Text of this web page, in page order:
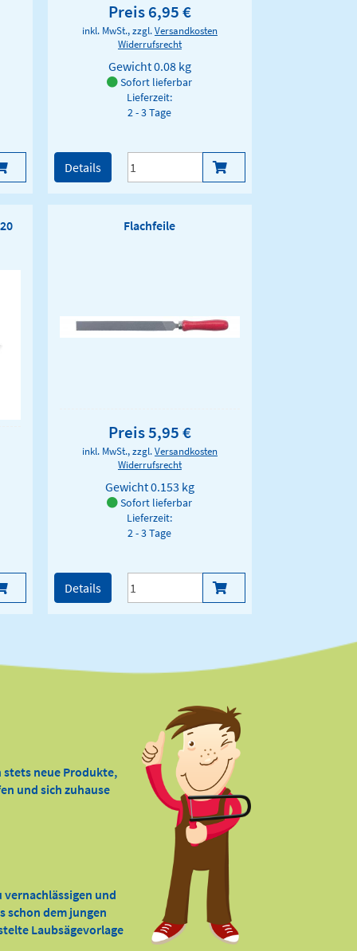
Preis 6,95 €
inkl. MwSt., zzgl.Versandkosten
Widerrufsrecht
Gewicht0.08 kg
Sofort lieferbar
Lieferzeit:
2 - 3 Tage
Details
Flachfeile
Preis 5,95 €
inkl. MwSt., zzgl.Versandkosten
Widerrufsrecht
Gewicht0.153 kg
Sofort lieferbar
Lieferzeit:
2 - 3 Tage
Details
stets neue Produkte,
und sich zuhause
und
schon dem jungen
Laubsägevorlage